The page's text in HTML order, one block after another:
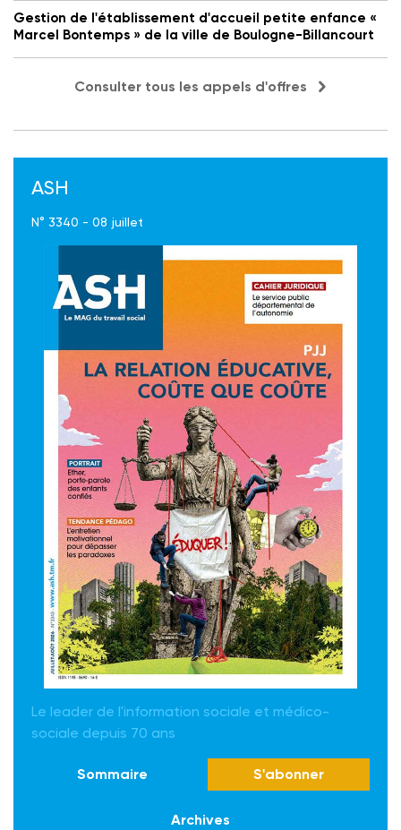
Gestion de l'établissement d'accueil petite enfance «
Marcel Bontemps » de la ville de Boulogne-Billancourt
Consulter tous les appels d'offres
ASH
N° 3340 - 08 juillet
Le leader de l'information sociale et médico-
sociale depuis 70 ans
Sommaire S'abonner
Archives